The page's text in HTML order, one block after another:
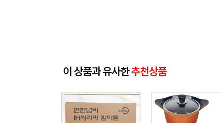
이 상품과 유사한추천상품